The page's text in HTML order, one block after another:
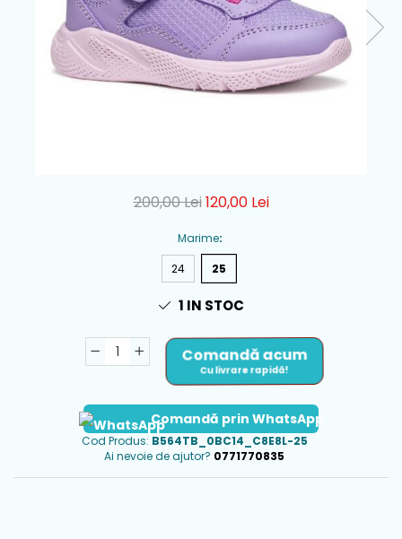
200,00 Lei120,00 Lei
Marime:
24
25
1 IN STOC
Comandă acum
Cu livrare rapidă!
Comandă prin WhatsApp
Cod Produs: B564TB_0BC14_C8E8L-25
Ai nevoie de ajutor? 0771770835